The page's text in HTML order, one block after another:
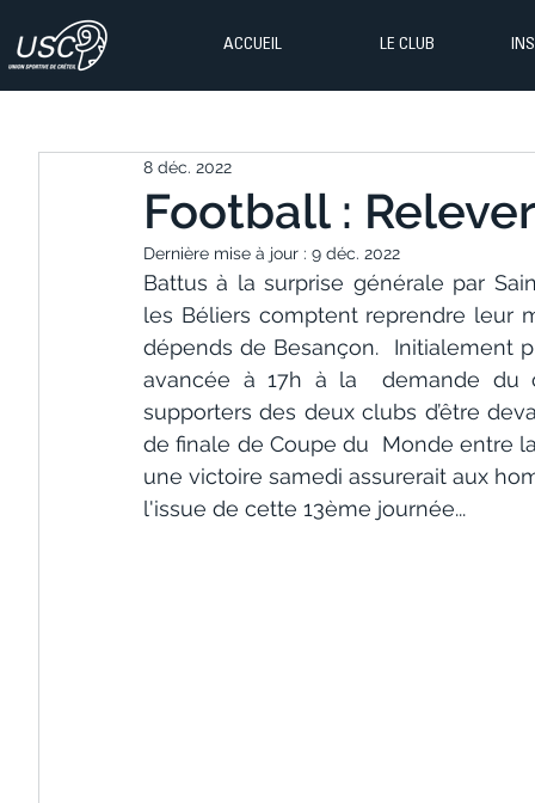
ACCUEIL LE CLUB
Football :
8 déc. 2022
Dernière mise à jour : 9 déc. 2022
Battus à la surprise générale par
les Béliers comptent reprendre leur
dépends de Besançon.  Initialement
avancée à 17h à la  demande du
supporters des deux clubs d’être
de finale de Coupe du  Monde entre
une victoire samedi assurerait aux
l'issue de cette 13ème journée...